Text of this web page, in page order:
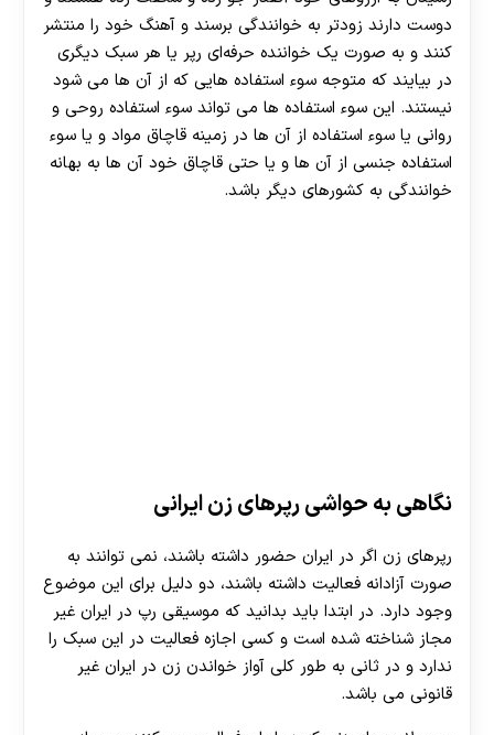
دوست دارند زودتر به خوانندگی برسند و آهنگ خود را منتشر
کنند و به صورت یک خواننده حرفه‌‌ای رپر یا هر سبک دیگری
در بیایند که متوجه سوء استفاده‌ هایی که از آن ها می‌ شود
نیستند. این سوء استفاده ها می تواند سوء استفاده روحی و
روانی یا سوء استفاده از آن ها در زمینه قاچاق مواد و یا سوء
استفاده جنسی از آن ها و یا حتی قاچاق خود آن ها به بهانه
خوانندگی به کشورهای دیگر باشد.
نگاهی به حواشی رپرهای زن ایرانی
رپرهای زن اگر در ایران حضور داشته باشند، نمی توانند به
صورت آزادانه فعالیت داشته باشند، دو دلیل برای این موضوع
وجود دارد. در ابتدا باید بدانید که موسیقی رپ در ایران غیر
مجاز شناخته شده است و کسی اجازه فعالیت در این سبک را
ندارد و در ثانی به طور کلی آواز خواندن زن در ایران غیر
قانونی می باشد.